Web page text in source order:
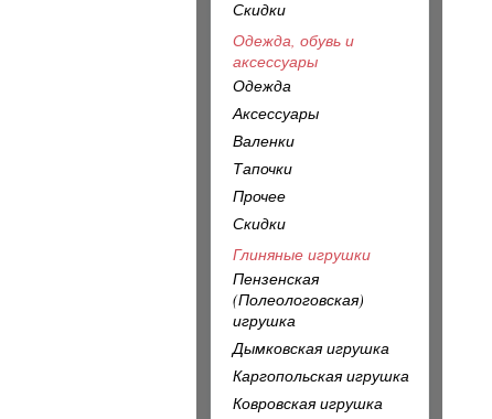
Скидки
Одежда, обувь и
аксессуары
Одежда
Аксессуары
Валенки
Тапочки
Прочее
Скидки
Глиняные игрушки
Пензенская
(Полеологовская)
игрушка
Дымковская игрушка
Каргопольская игрушка
Ковровская игрушка